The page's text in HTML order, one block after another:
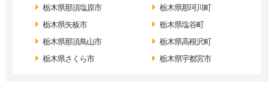
栃木県那須塩原市
栃木県矢板市
栃木県那須鳥山市
栃木県さくら市
栃木県那珂川町
栃木県塩谷町
栃木県高根沢町
栃木県宇都宮市